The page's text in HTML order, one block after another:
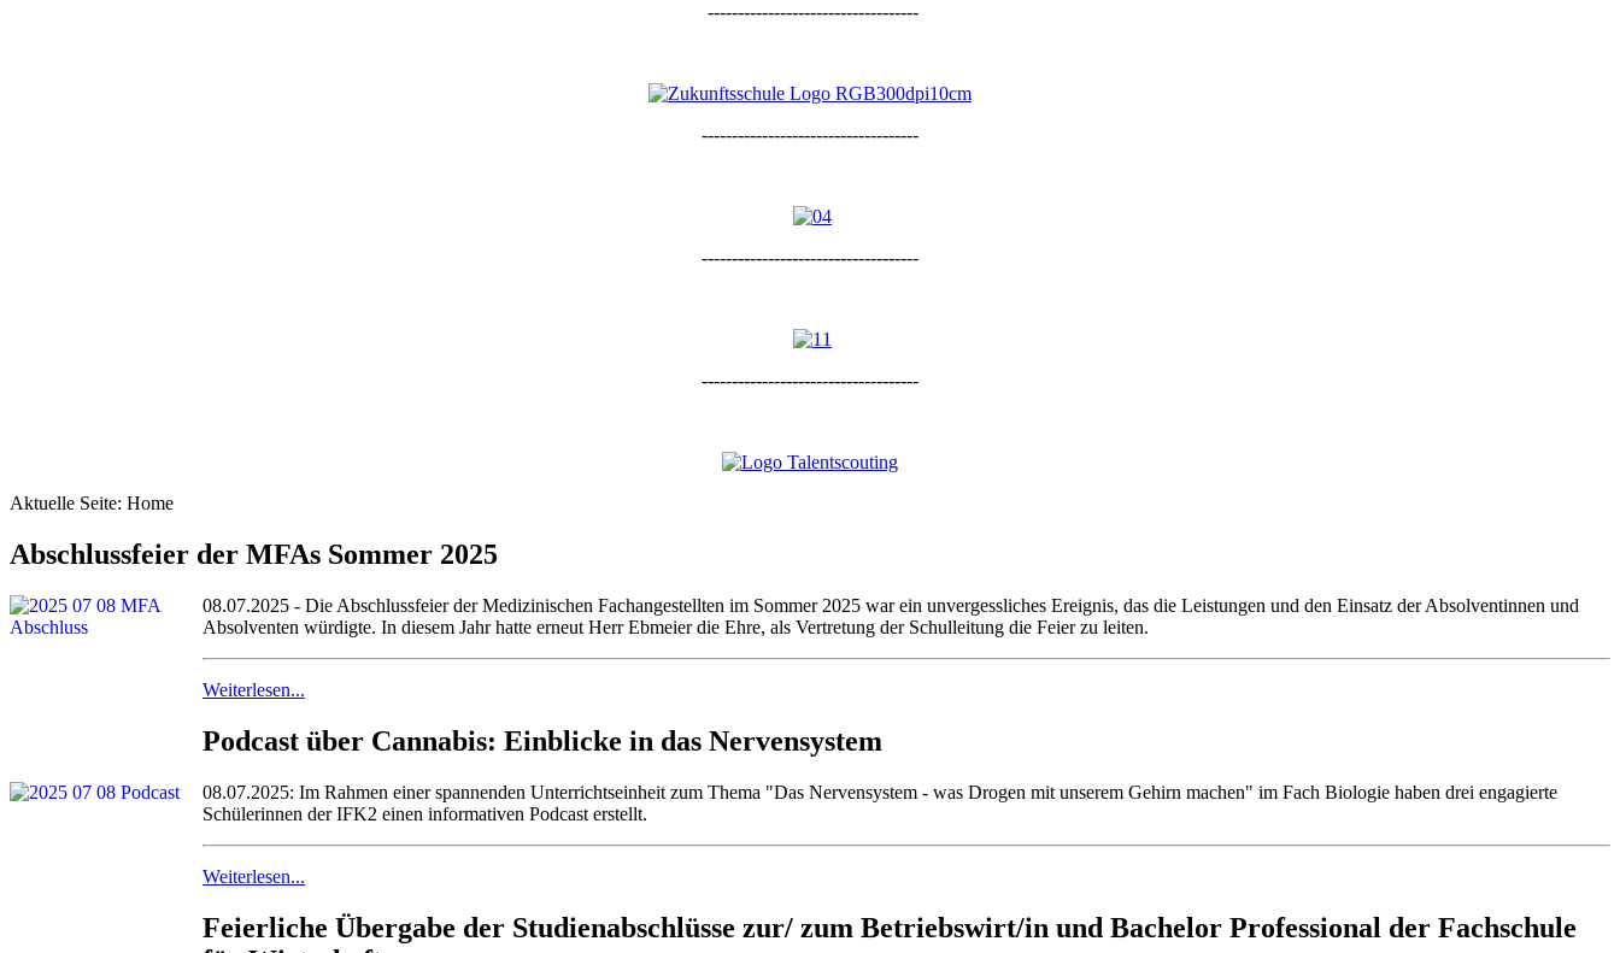
-----------------------------------
------------------------------------
------------------------------------
------------------------------------
Aktuelle Seite: Home
Abschlussfeier der MFAs Sommer 2025
08.07.2025 - Die Abschlussfeier der Medizinischen Fachangestellten im Sommer 2025 war ein unvergessliches Ereignis, das die Leistungen und den Einsatz der Absolventinnen und
Absolventen würdigte. In diesem Jahr hatte erneut Herr Ebmeier die Ehre, als Vertretung der Schulleitung die Feier zu leiten.
Weiterlesen...
Podcast über Cannabis: Einblicke in das Nervensystem
08.07.2025: Im Rahmen einer spannenden Unterrichtseinheit zum Thema "Das Nervensystem - was Drogen mit unserem Gehirn machen" im Fach Biologie haben drei engagierte
Schülerinnen der IFK2 einen informativen Podcast erstellt.
Weiterlesen...
Feierliche Übergabe der Studienabschlüsse zur/ zum Betriebswirt/in und Bachelor Professional der Fachschule